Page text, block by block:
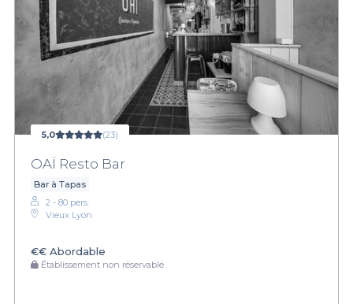
5,0 (23)
OAÏ Resto Bar
Bar à Tapas
2 - 80 pers.
Vieux Lyon
€€ Abordable
Établissement non réservable